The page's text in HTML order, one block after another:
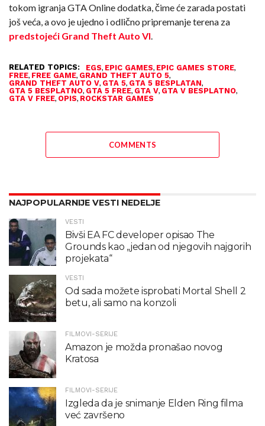
tokom igranja GTA Online dodatka, čime će zarada postati
još veća, a ovo je ujedno i odlično pripremanje terena za
predstojeći Grand Theft Auto VI
RELATED TOPICS: EGS, EPIC GAMES, EPIC GAMES STORE,
FREE, FREE GAME, GRAND THEFT AUTO 5,
GRAND THEFT AUTO V, GTA 5, GTA 5 BESPLATAN,
GTA 5 BESPLATNO, GTA 5 FREE, GTA V, GTA V BESPLATNO,
GTA V FREE, OPIS, ROCKSTAR GAMES
COMMENTS
NAJPOPULARNIJE VESTI NEDELJE
VESTI
Bivši EA FC developer opisao The
Grounds kao „jedan od njegovih najgorih
projekata“
VESTI
Od sada možete isprobati Mortal Shell 2
betu, ali samo na konzoli
FILMOVI-SERIJE
Amazon je možda pronašao novog
Kratosa
FILMOVI-SERIJE
Izgleda da je snimanje Elden Ring filma
već završeno